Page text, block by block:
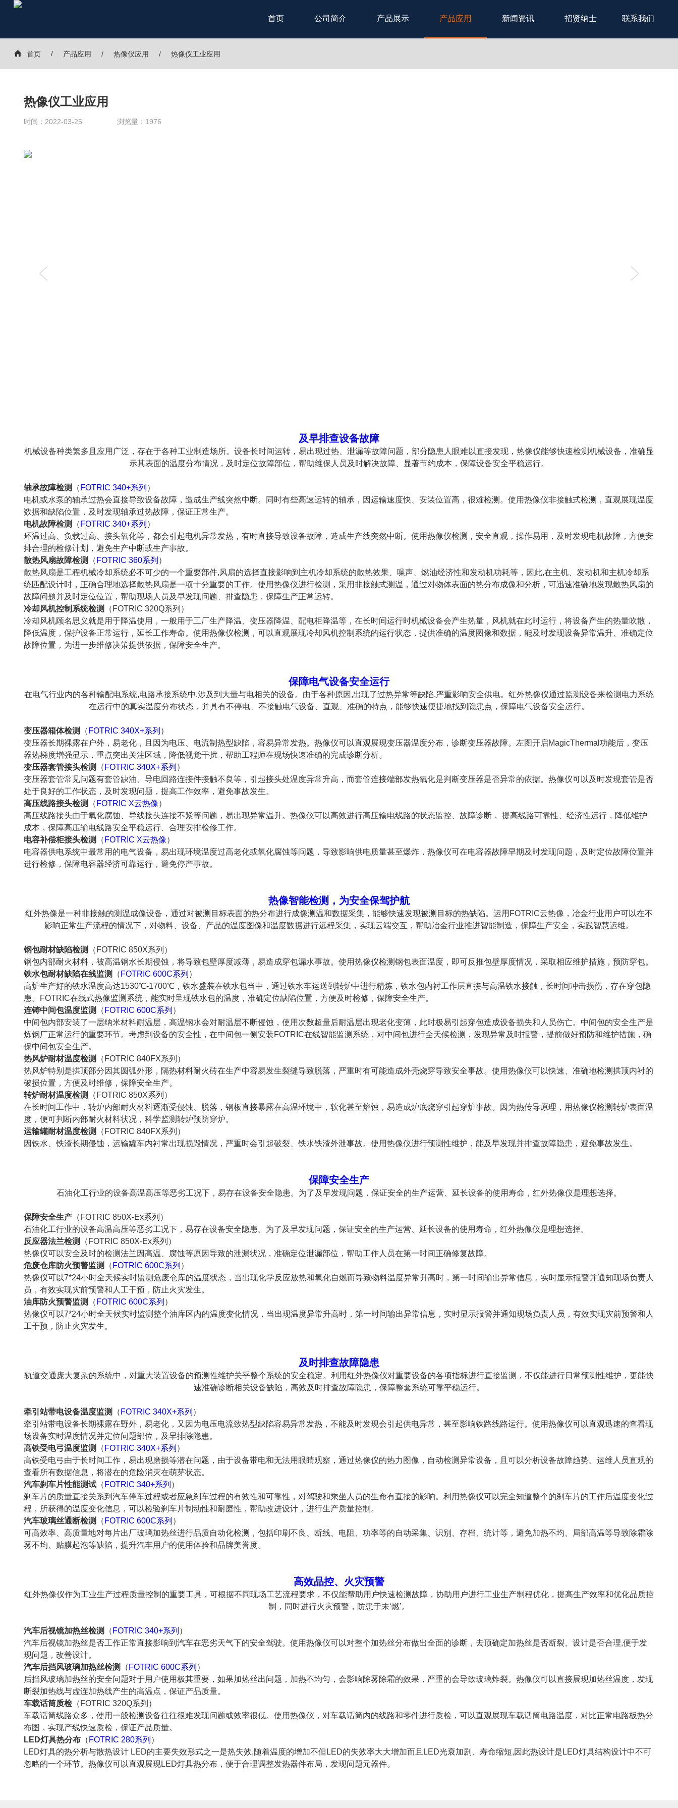
首页 公司简介 产品展示 产品应用 新闻资讯 招贤纳士 联系我们
首页 产品应用 热像仪应用 热像仪工业应用
热像仪工业应用
时间： 2022-03-25 浏览量： 1976
及早排查设备故障
机械设备种类繁多且应用广泛，存在于各种工业制造场所。设备长时间运转，易出现过热、泄漏等故障问题，部分隐患人眼难以直接发现，热像仪能够快速检测机械设备，准确显
示其表面的温度分布情况，及时定位故障部位，帮助维保人员及时解决故障、显著节约成本，保障设备安全平稳运行。
轴承故障检测 （ FOTRIC 340+系列 ）
电机或水泵的轴承过热会直接导致设备故障，造成生产线突然中断。同时有些高速运转的轴承，因运输速度快、安装位置高，很难检测。使用热像仪非接触式检测，直观展现温度
数据和缺陷位置，及时发现轴承过热故障，保证正常生产。
电机故障检测
（ FOTRIC 340+系列 ）
环温过高、负载过高、接头氧化等，都会引起电机异常发热，有时直接导致设备故障，造成生产线突然中断。使用热像仪检测，安全直观，操作易用，及时发现电机故障，方便安
排合理的检修计划，避免生产中断或生产事故。
散热风扇故障检测
（ FOTRIC 360系列 ）
散热风扇是工程机械冷却系统必不可少的一个重要部件,风扇的选择直接影响到主机冷却系统的散热效果、噪声、燃油经济性和发动机功耗等，因此,在主机、发动机和主机冷却系
统匹配设计时，正确合理地选择散热风扇是一项十分重要的工作。使用热像仪进行检测，采用非接触式测温，通过对物体表面的热分布成像和分析，可迅速准确地发现散热风扇的
故障问题并及时定位位置，帮助现场人员及早发现问题、排查隐患，保障生产正常运转。
冷却风机控制系统检测
（FOTRIC 320Q系列）
冷却风机顾名思义就是用于降温使用，一般用于工厂生产降温、变压器降温、配电柜降温等，在长时间运行时机械设备会产生热量，风机就在此时运行，将设备产生的热量吹散，
降低温度，保护设备正常运行，延长工作寿命。使用热像仪检测，可以直观展现冷却风机控制系统的运行状态，提供准确的温度图像和数据，能及时发现设备异常温升、准确定位
故障位置，为进一步维修决策提供依据，保障安全生产。
保障电气设备安全运行
在电气行业内的各种输配电系统,电路承接系统中,涉及到大量与电相关的设备。由于各种原因,出现了过热异常等缺陷,严重影响安全供电。红外热像仪通过监测设备来检测电力系统
在运行中的真实温度分布状态，并具有不停电、不接触电气设备、直观、准确的特点，能够快速便捷地找到隐患点，保障电气设备安全运行。
变压器箱体检测 （ FOTRIC 340X+系列 ）
变压器长期裸露在户外，易老化，且因为电压、电流制热型缺陷，容易异常发热。热像仪可以直观展现变压器温度分布，诊断变压器故障。左图开启MagicThermal功能后，变压
器热梯度增强显示，重点突出关注区域，降低视觉干扰，帮助工程师在现场快速准确的完成诊断分析。
变压器套管接头检测
（ FOTRIC 340X+系列 ）
变压器套管常见问题有套管缺油、导电回路连接件接触不良等，引起接头处温度异常升高，而套管连接端部发热氧化是判断变压器是否异常的依据。热像仪可以及时发现套管是否
处于良好的工作状态，及时发现问题，提高工作效率，避免事故发生。
高压线路接头检测
（ FOTRIC X云热像）
高压线路接头由于氧化腐蚀、导线接头连接不紧等问题，易出现异常温升。热像仪可以高效进行高压输电线路的状态监控、故障诊断， 提高线路可靠性、经济性运行，降低维护
成本，保障高压输电线路安全平稳运行、合理安排检修工作。
电容补偿柜接头检测
（ FOTRIC X云热像）
电容器供电系统中最常用的电气设备，易出现环境温度过高老化或氧化腐蚀等问题，导致影响供电质量甚至爆炸，热像仪可在电容器故障早期及时发现问题，及时定位故障位置并
进行检修，保障电容器经济可靠运行，避免停产事故。
热像智能检测，为安全保驾护航
红外热像是一种非接触的测温成像设备，通过对被测目标表面的热分布进行成像测温和数据采集，能够快速发现被测目标的热缺陷。运用FOTRIC云热像，冶金行业用户可以在不
影响正常生产流程的情况下，对物料、设备、产品的温度图像和温度数据进行远程采集，实现云端交互，帮助冶金行业推进智能制造，保障生产安全，实践智慧运维。
钢包耐材缺陷检测
（FOTRIC 850X系列）
钢包内部耐火材料，被高温钢水长期侵蚀，将导致包壁厚度减薄，易造成穿包漏水事故。使用热像仪检测钢包表面温度，即可反推包壁厚度情况，采取相应维护措施，预防穿包。
铁水包耐材缺陷在线监测
（ FOTRIC 600C系列 ）
高炉生产好的铁水温度高达1530℃-1700℃，铁水盛装在铁水包当中，通过铁水车运送到转炉中进行精炼，铁水包内衬工作层直接与高温铁水接触，长时间冲击损伤，存在穿包隐
患。FOTRIC在线式热像监测系统，能实时呈现铁水包的温度，准确定位缺陷位置，方便及时检修，保障安全生产。
连铸中间包温度监测
（ FOTRIC 600C系列 ）
中间包内部安装了一层纳米材料耐温层，高温钢水会对耐温层不断侵蚀，使用次数超量后耐温层出现老化变薄，此时极易引起穿包造成设备损失和人员伤亡。中间包的安全生产是
炼钢厂正常运行的重要环节。考虑到设备的安全性，在中间包一侧安装FOTRIC在线智能监测系统，对中间包进行全天候检测，发现异常及时报警，提前做好预防和维护措施，确
保中间包安全生产。
热风炉耐材温度检测
（FOTRIC 840FX系列）
热风炉特别是拱顶部分因其圆弧外形，隔热材料耐火砖在生产中容易发生裂缝导致脱落，严重时有可能造成外壳烧穿导致安全事故。使用热像仪可以快速、准确地检测拱顶内衬的
破损位置，方便及时维修，保障安全生产。
转炉耐材温度检测
（FOTRIC 850X系列）
在长时间工作中，转炉内部耐火材料逐渐受侵蚀、脱落，钢板直接暴露在高温环境中，软化甚至熔蚀，易造成炉底烧穿引起穿炉事故。因为热传导原理，用热像仪检测转炉表面温
度，便可判断内部耐火材料状况，科学监测转炉预防穿炉。
运输罐耐材温度检测
（FOTRIC 840FX系列）
因铁水、铁渣长期侵蚀，运输罐车内衬常出现损毁情况，严重时会引起破裂、铁水铁渣外泄事故。使用热像仪进行预测性维护，能及早发现并排查故障隐患，避免事故发生。
保障安全生产
石油化工行业的设备高温高压等恶劣工况下，易存在设备安全隐患。为了及早发现问题，保证安全的生产运营、延长设备的使用寿命，红外热像仪是理想选择。
保障安全生产（FOTRIC 850X-Ex系列）
石油化工行业的设备高温高压等恶劣工况下，易存在设备安全隐患。为了及早发现问题，保证安全的生产运营、延长设备的使用寿命，红外热像仪是理想选择。
反应器法兰检测
（FOTRIC 850X-Ex系列）
热像仪可以安全及时的检测法兰因高温、腐蚀等原因导致的泄漏状况，准确定位泄漏部位，帮助工作人员在第一时间正确修复故障。
危废仓库防火预警监测
（ FOTRIC 600C系列 ）
热像仪可以7*24小时全天候实时监测危废仓库的温度状态，当出现化学反应放热和氧化自燃而导致物料温度异常升高时，第一时间输出异常信息，实时显示报警并通知现场负责人
员，有效实现灾前预警和人工干预，防止火灾发生。
油库防火预警监测
（ FOTRIC 600C系列 ）
热像仪可以7*24小时全天候实时监测整个油库区内的温度变化情况，当出现温度异常升高时，第一时间输出异常信息，实时显示报警并通知现场负责人员，有效实现灾前预警和人
工干预，防止火灾发生。
及时排查故障隐患
轨道交通庞大复杂的系统中，对重大装置设备的预测性维护关乎整个系统的安全稳定。利用红外热像仪对重要设备的各项指标进行直接监测，不仅能进行日常预测性维护，更能快
速准确诊断相关设备缺陷，高效及时排查故障隐患，保障整套系统可靠平稳运行。
牵引站带电设备温度监测 （ FOTRIC 340X+系列 ）
牵引站带电设备长期裸露在野外，易老化，又因为电压电流致热型缺陷容易异常发热，不能及时发现会引起供电异常，甚至影响铁路线路运行。使用热像仪可以直观迅速的查看现
场设备实时温度情况并定位问题部位，及早排除隐患。
高铁受电弓温度监测
（ FOTRIC 340X+系列 ）
高铁受电弓由于长时间工作，易出现磨损等潜在问题，由于设备带电和无法用眼睛观察，通过热像仪的热力图像，自动检测异常设备，且可以分析设备故障趋势。运维人员直观的
查看所有数据信息，将潜在的危险消灭在萌芽状态。
汽车刹车片性能测试（ FOTRIC 340+系列 ）
刹车片的质量直接关系到汽车停车过程或者应急刹车过程的有效性和可靠性，对驾驶和乘坐人员的生命有直接的影响。利用热像仪可以完全知道整个的刹车片的工作后温度变化过
程，所获得的温度变化信息，可以检验刹车片制动性和耐磨性，帮助改进设计，进行生产质量控制。
汽车玻璃丝通断检测
（ FOTRIC 600C系列 ）
可高效率、高质量地对每片出厂玻璃加热丝进行品质自动化检测，包括印刷不良、断线、电阻、功率等的自动采集、识别、存档、统计等，避免加热不均、局部高温等导致除霜除
雾不均、贴膜起泡等缺陷，提升汽车用户的使用体验和品牌美誉度。
高效品控、火灾预警
红外热像仪作为工业生产过程质量控制的重要工具，可根据不同现场工艺流程要求，不仅能帮助用户快速检测故障，协助用户进行工业生产制程优化，提高生产效率和优化品质控
制，同时进行火灾预警，防患于未‘燃’。
汽车后视镜加热丝检测 （ FOTRIC 340+系列 ）
汽车后视镜加热丝是否工作正常直接影响到汽车在恶劣天气下的安全驾驶。使用热像仪可以对整个加热丝分布做出全面的诊断，去顶确定加热丝是否断裂、设计是否合理,便于发
现问题，改善设计。
汽车后挡风玻璃加热丝检测
（ FOTRIC 600C系列 ）
后挡风玻璃加热丝的安全问题对于用户使用极其重要，如果加热丝出问题，加热不均匀，会影响除雾除霜的效果，严重的会导致玻璃炸裂。热像仪可以直接展现加热丝温度，发现
断裂加热线与虚连加热线产生的高温点，保证产品质量。
车载话筒质检（FOTRIC 320Q系列）
车载话筒线路众多，使用一般检测设备往往很难发现问题或效率很低。使用热像仪，对车载话筒内的线路和零件进行质检，可以直观展现车载话筒电路温度，对比正常电路板热分
布图，实现产线快速质检，保证产品质量。
LED灯具热分布（ FOTRIC 280系列 ）
LED灯具的热分析与散热设计 LED的主要失效形式之一是热失效,随着温度的增加不但LED的失效率大大增加而且LED光衰加剧、寿命缩短,因此热设计是LED灯具结构设计中不可
忽略的一个环节。热像仪可以直观展现LED灯具热分布，便于合理调整发热器件布局，发现问题元器件。